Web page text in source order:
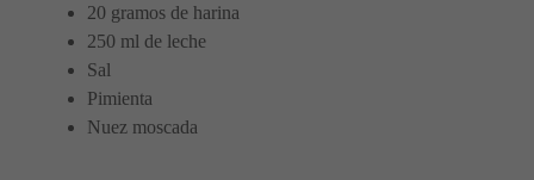
20 gramos de harina
250 ml de leche
Sal
Pimienta
Nuez moscada